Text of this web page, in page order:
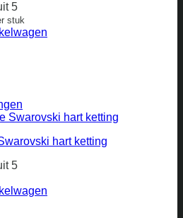
5
stuk
hart ketting
5